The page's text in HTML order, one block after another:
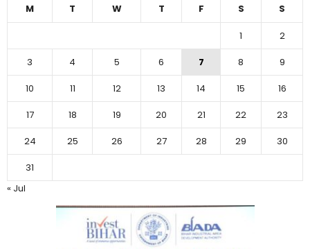
M T W T F S S
1
2
3
4 5 6 7 8
9
10
11 12 13 14 15
16
17
18 19 20 21 22
23
24
25 26 27 28 29
30
31
« Jul